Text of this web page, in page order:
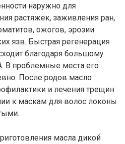
наружно для
растяжек, заживления ран,
ожогов, эрозии
язв. Быстрая регенерация
благодаря большому
В проблемные места его
После родов масло
и лечения трещин
к маскам для волос локоны
масла дикой